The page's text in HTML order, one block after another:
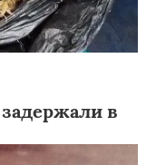
в